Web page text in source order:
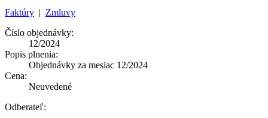
Faktúry | Zmluvy
Číslo objednávky:
12/2024
Popis plnenia:
Objednávky za mesiac 12/2024
Cena:
Neuvedené
Odberateľ: